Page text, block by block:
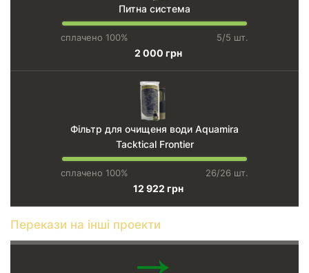
Питна система
сплачено 100% 5/5 шт.
2 000 грн
Фільтр для очищеня води Aquamira
Tacktical Frontier
сплачено 100% 26/26 шт.
12 922 грн
Перекази на інші проекти